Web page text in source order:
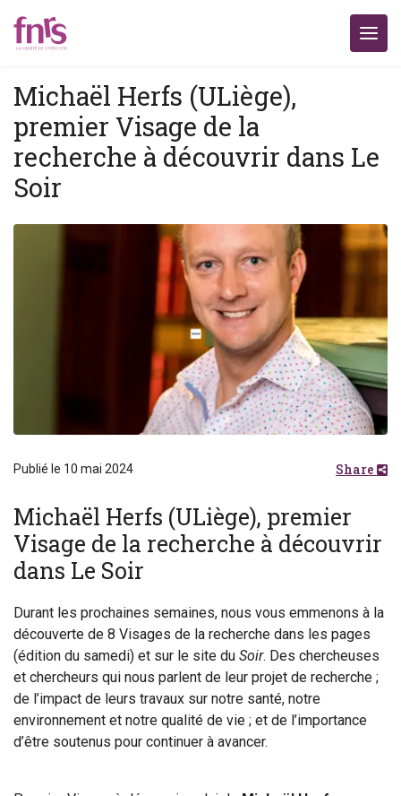
Michaël Herfs (ULiège),
premier Visage de la
recherche à découvrir dans Le
Soir
Publié le 10 mai 2024 Share
Michaël Herfs (ULiège), premier
Visage de la recherche à découvrir
dans Le Soir
Durant les prochaines semaines, nous vous emmenons à la
découverte de 8 Visages de la recherche dans les pages
(édition du samedi) et sur le site du Soir. Des chercheuses
et chercheurs qui nous parlent de leur projet de recherche ;
de l’impact de leurs travaux sur notre santé, notre
environnement et notre qualité de vie ; et de l’importance
d’être soutenus pour continuer à avancer.